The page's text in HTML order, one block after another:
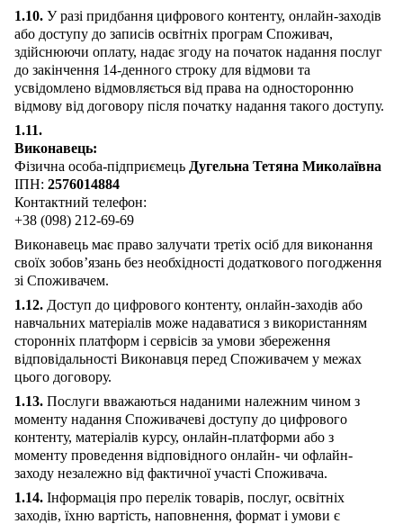
1.10. У разі придбання цифрового контенту, онлайн-заходів
або доступу до записів освітніх програм Споживач,
здійснюючи оплату, надає згоду на початок надання послуг
до закінчення 14-денного строку для відмови та
усвідомлено відмовляється від права на односторонню
відмову від договору після початку надання такого доступу.
1.11.
Виконавець:
Фізична особа-підприємець Дугельна Тетяна Миколаївна
ІПН: 2576014884
Контактний телефон:
+38 (098) 212-69-69
Виконавець має право залучати третіх осіб для виконання
своїх зобов’язань без необхідності додаткового погодження
зі Споживачем.
1.12. Доступ до цифрового контенту, онлайн-заходів або
навчальних матеріалів може надаватися з використанням
сторонніх платформ і сервісів за умови збереження
відповідальності Виконавця перед Споживачем у межах
цього договору.
1.13. Послуги вважаються наданими належним чином з
моменту надання Споживачеві доступу до цифрового
контенту, матеріалів курсу, онлайн-платформи або з
моменту проведення відповідного онлайн- чи офлайн-
заходу незалежно від фактичної участі Споживача.
1.14. Інформація про перелік товарів, послуг, освітніх
заходів, їхню вартість, наповнення, формат і умови є